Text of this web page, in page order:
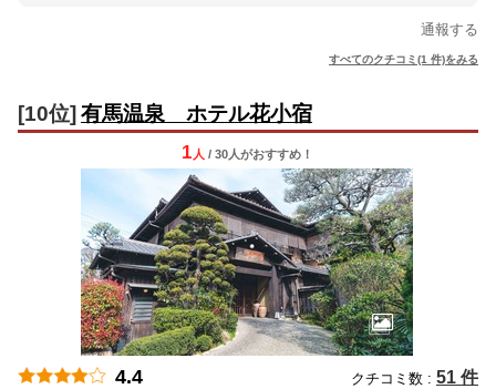
通報する
すべてのクチコミ(1 件)をみる
[10位] 有馬温泉 ホテル花小宿
1 人 / 30人がおすすめ！
4.4 クチコミ数 : 51 件